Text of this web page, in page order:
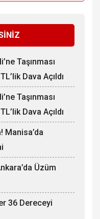
Taşınması
Dava Açıldı
Taşınması
Dava Açıldı
Manisa’da
Üzüm
36 Dereceyi